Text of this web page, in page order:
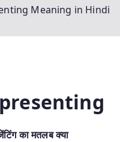
Meaning in Hindi
का मतलब क्या